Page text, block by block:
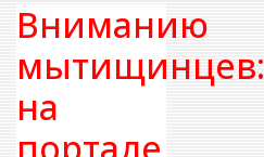
Вниманию
мытищинцев:
на